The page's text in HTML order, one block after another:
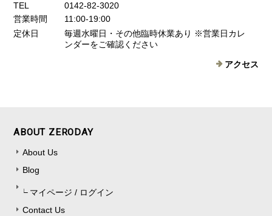
TEL
0142-82-3020
営業時間
11:00-19:00
定休日
毎週水曜日・その他臨時休業あり ※営業日カレ
ンダーをご確認ください
アクセス
ABOUT ZERODAY
About Us
Blog
マイページ / ログイン
Contact Us